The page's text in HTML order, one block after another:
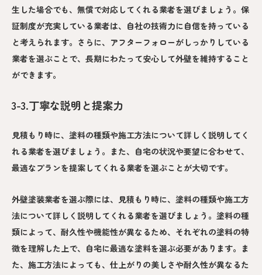
生した場合でも、無償で対応してくれる業者を選びましょう。保
証制度が充実している業者は、自社の技術力に自信を持っている
と考えられます。さらに、アフターフォローがしっかりしている
業者を選ぶことで、長期にわたって安心して外壁を維持すること
ができます。
3-3.丁寧な説明と提案力
見積もり時に、塗料の種類や施工方法について詳しく説明してく
れる業者を選びましょう。また、自宅の状況や要望に合わせて、
最適なプランを提案してくれる業者を選ぶことが大切です。
外壁塗装業者を選ぶ際には、見積もり時に、塗料の種類や施工方
法について詳しく説明してくれる業者を選びましょう。塗料の種
類によって、耐久性や機能性が異なるため、それぞれの塗料の特
徴を理解した上で、自宅に最適な塗料を選ぶ必要があります。ま
た、施工方法によっても、仕上がりの美しさや耐久性が異なるた